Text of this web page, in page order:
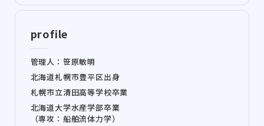
profile
管理人：笹原敏明
北海道札幌市豊平区出身
札幌市立清田高等学校卒業
北海道大学水産学部卒業
（専攻：船舶流体力学）